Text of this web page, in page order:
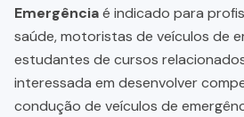
Emergênciaé indicado para
saúde, motoristas de veículos de
estudantes de cursos
interessada em desenvolver
condução de veículos de